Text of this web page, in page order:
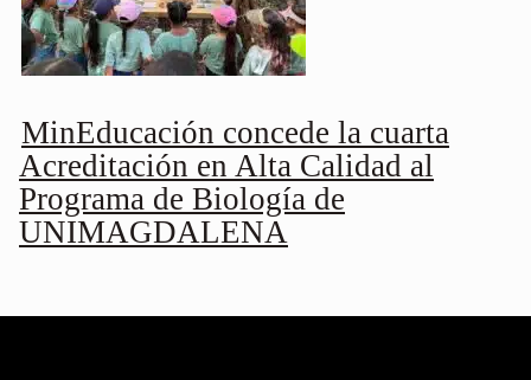
MinEducación concede la cuarta
Acreditación en Alta Calidad al
Programa de Biología de
UNIMAGDALENA